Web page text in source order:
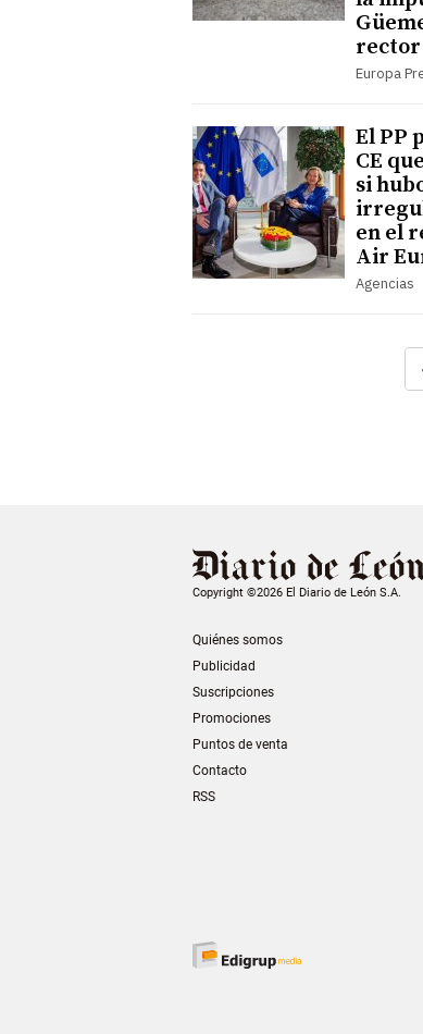
rector
Europa
El PP
CE
si
en el
Air
Agencias
Copyright ©2026 El Diario de León S.A.
Quiénes somos
Publicidad
Suscripciones
Promociones
Puntos de venta
Contacto
RSS